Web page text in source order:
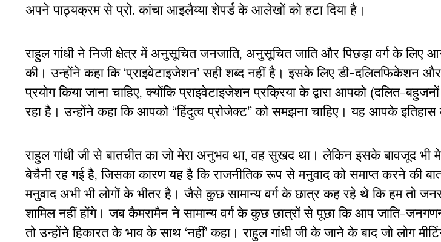
अपने पाठ्यक्रम से प्रो. कांचा आइलैय्या शेपर्ड के आलेखों को हटा दिया है।
राहुल गांधी ने निजी क्षेत्र में अनुसूचित जनजाति, अनुसूचित जाति और पिछड़ा वर्ग के लिए
की। उन्होंने कहा कि ‘प्राइवेटाइजेशन’ सही शब्द नहीं है। इसके लिए डी-दलितफिकेशन
प्रयोग किया जाना चाहिए, क्योंकि प्राइवेटाइजेशन प्रक्रिया के द्वारा आपको (दलित-
रहा है। उन्होंने कहा कि आपको “हिंदुत्व प्रोजेक्ट” को समझना चाहिए। यह आपके इतिहास
राहुल गांधी जी से बातचीत का जो मेरा अनुभव था, वह सुखद था। लेकिन इसके बावजूद
बेचैनी रह गई है, जिसका कारण यह है कि राजनीतिक रूप से मनुवाद को समाप्त करने की
मनुवाद अभी भी लोगों के भीतर है। जैसे कुछ सामान्य वर्ग के छात्र कह रहे थे कि हम तो
शामिल नहीं होंगे। जब कैमरामैन ने सामान्य वर्ग के कुछ छात्रों से पूछा कि आप जाति-
तो उन्होंने हिकारत के भाव के साथ ‘नहीं’ कहा। राहुल गांधी जी के जाने के बाद जो लोग